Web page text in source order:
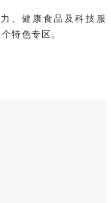
、健康食品及科技服
特色专区。